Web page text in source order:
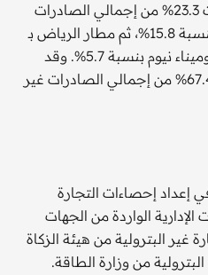
المنافذ التصديرية بحصة بلغت 23.3% من إجمالي الصادرات
غير النفطية، يليه مطار جدة بنسبة 15.8%، ثم مطار الرياض بـ
15.4%، ومنفذ البطحاء 7.2%، وميناء نيوم بنسبة 5.7%. وقد
شكلت هذه المنافذ الخمسة 67.4% من إجمالي الصادرات غير
إعداد إحصاءات التجارة
الواردة من الجهات
غير البترولية من هيئة الزكاة
من وزارة الطاقة.